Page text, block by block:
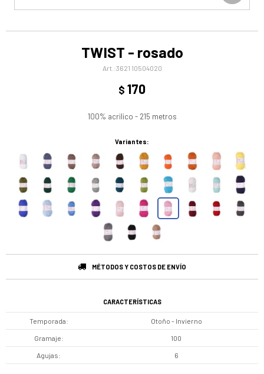
TWIST - rosado
3621 10504020
$ 170
100% acrilico - 215 metros
Variantes:
MÉTODOS Y COSTOS DE ENVÍO
CARACTERÍSTICAS
Temporada Otoño - Invierno
Gramaje 100
Agujas 6